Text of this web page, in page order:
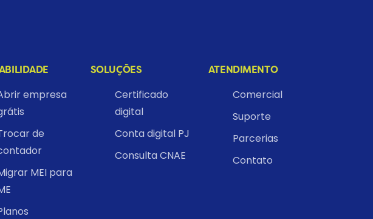
empresa
de
MEI para
SOLUÇÕES
Certificado
digital
Conta digital PJ
Consulta CNAE
ATENDIMENTO
Comercial
Suporte
Parcerias
Contato